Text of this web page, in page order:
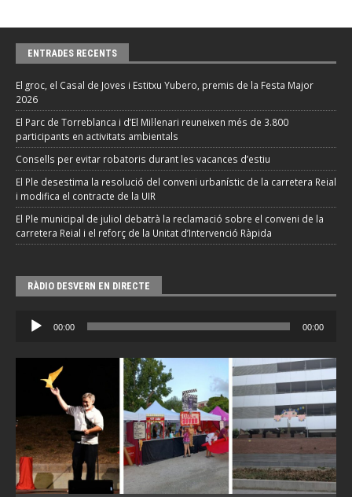
ENTRADES RECENTS
El groc, el Casal de Joves i Estitxu Yubero, premis de la Festa Major
2026
El Parc de Torreblanca i d’El Mil·lenari reuneixen més de 3.800
participants en activitats ambientals
Consells per evitar robatoris durant les vacances d’estiu
El Ple desestima la resolució del conveni urbanístic de la carretera Reial
i modifica el contracte de la UIR
El Ple municipal de juliol debatrà la reclamació sobre el conveni de la
carretera Reial i el reforç de la Unitat d’Intervenció Ràpida
RÀDIO DESVERN EN DIRECTE
Reproductor
d'àudio
00:00 00:00